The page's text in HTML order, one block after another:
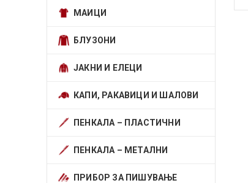
МАИЦИ
БЛУЗОНИ
ЈАКНИ И ЕЛЕЦИ
КАПИ, РАКАВИЦИ И ШАЛОВИ
ПЕНКАЛА – ПЛАСТИЧНИ
ПЕНКАЛА – МЕТАЛНИ
ПРИБОР ЗА ПИШУВАЊЕ